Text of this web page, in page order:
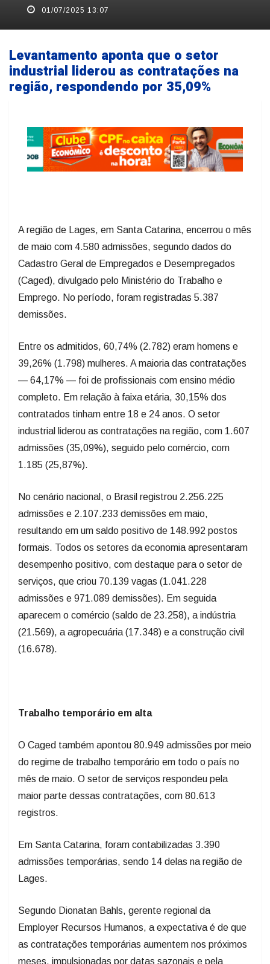
01/07/2025 13:07
Levantamento aponta que o setor
industrial liderou as contratações na
região, respondendo por 35,09%
A região de Lages, em Santa Catarina, encerrou o mês
de maio com 4.580 admissões, segundo dados do
Cadastro Geral de Empregados e Desempregados
(Caged), divulgado pelo Ministério do Trabalho e
Emprego. No período, foram registradas 5.387
demissões.
Entre os admitidos, 60,74% (2.782) eram homens e
39,26% (1.798) mulheres. A maioria das contratações
— 64,17% — foi de profissionais com ensino médio
completo. Em relação à faixa etária, 30,15% dos
contratados tinham entre 18 e 24 anos. O setor
industrial liderou as contratações na região, com 1.607
admissões (35,09%), seguido pelo comércio, com
1.185 (25,87%).
No cenário nacional, o Brasil registrou 2.256.225
admissões e 2.107.233 demissões em maio,
resultando em um saldo positivo de 148.992 postos
formais. Todos os setores da economia apresentaram
desempenho positivo, com destaque para o setor de
serviços, que criou 70.139 vagas (1.041.228
admissões e 971.089 demissões). Em seguida
aparecem o comércio (saldo de 23.258), a indústria
(21.569), a agropecuária (17.348) e a construção civil
(16.678).
Trabalho temporário em alta
O Caged também apontou 80.949 admissões por meio
do regime de trabalho temporário em todo o país no
mês de maio. O setor de serviços respondeu pela
maior parte dessas contratações, com 80.613
registros.
Em Santa Catarina, foram contabilizadas 3.390
admissões temporárias, sendo 14 delas na região de
Lages.
Segundo Dionatan Bahls, gerente regional da
Employer Recursos Humanos, a expectativa é de que
as contratações temporárias aumentem nos próximos
meses, impulsionadas por datas sazonais e pela